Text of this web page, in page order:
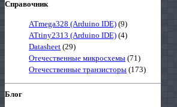
Справочник
ATmega328 (Arduino IDE) (9)
ATtiny2313 (Arduino IDE) (4)
Datasheet (29)
Отечественные микросхемы (71)
Отечественные транзисторы (173)
Блог